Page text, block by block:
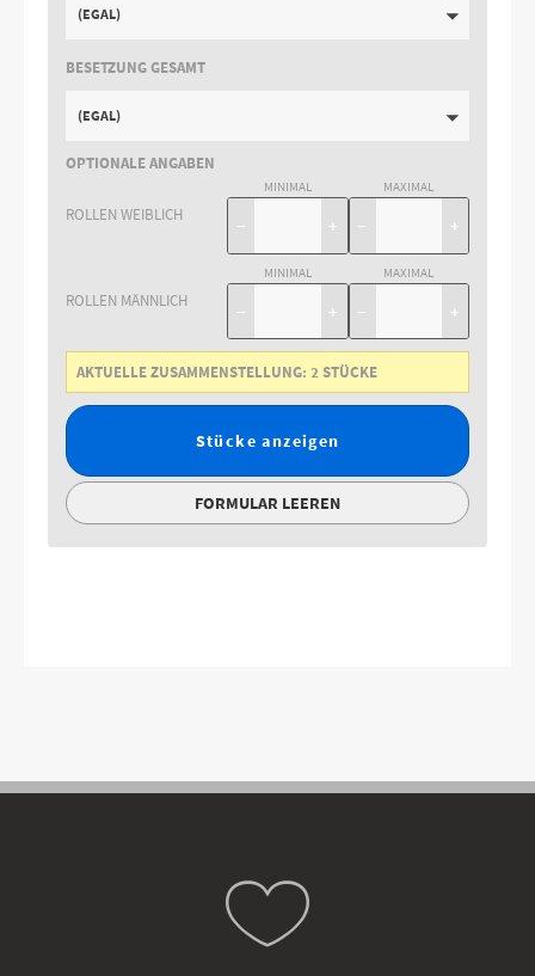
(EGAL)
BESETZUNG GESAMT
(EGAL)
OPTIONALE ANGABEN
ROLLEN WEIBLICH
MINIMAL
− +
MAXIMAL
− +
ROLLEN MÄNNLICH
MINIMAL
− +
MAXIMAL
− +
AKTUELLE ZUSAMMENSTELLUNG: 2STÜCKE
Stücke anzeigen
FORMULAR LEEREN